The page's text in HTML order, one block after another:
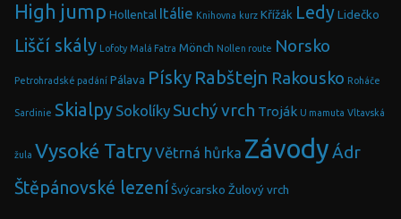
High jump Hollental Itálie Knihovna kurz Křížák Ledy Lidečko
Liščí skály Lofoty Malá Fatra Mönch Nollen route Norsko
Petrohradské padání Pálava Písky Rabštejn Rakousko Roháče
Sardinie Skialpy Sokolíky Suchý vrch Troják U mamuta Vltavská
žula Vysoké TatryVětrná hůrka ZávodyÁdr
Štěpánovské lezení Švýcarsko Žulový vrch